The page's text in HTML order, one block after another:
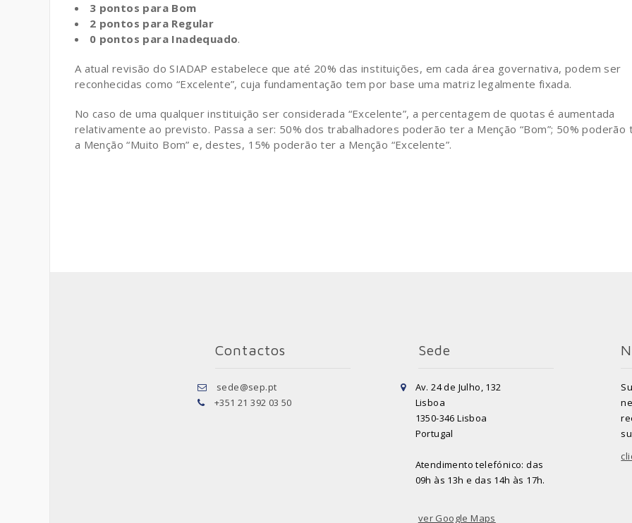
3 pontos para Bom
2 pontos para Regular
0 pontos para Inadequado.
A atual revisão do SIADAP estabelece que até 20% das instituições, em cada área governativa, podem ser
reconhecidas como “Excelente”, cuja fundamentação tem por base uma matriz legalmente fixada.
No caso de uma qualquer instituição ser considerada “Excelente”, a percentagem de quotas é aumentada
relativamente ao previsto. Passa a ser: 50% dos trabalhadores poderão ter a Menção “Bom”; 50% poderão
a Menção “Muito Bom” e, destes, 15% poderão ter a Menção “Excelente”.
Contactos
sede@sep.pt
+351 21 392 03 50
Sede
Av. 24 de Julho, 132
Lisboa
1350-346 Lisboa
Portugal
Atendimento telefónico: das
09h às 13h e das 14h às 17h.
ver Google Maps